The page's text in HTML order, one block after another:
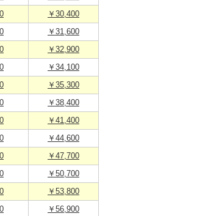
￥30,400
￥31,600
￥32,900
￥34,100
￥35,300
￥38,400
￥41,400
￥44,600
￥47,700
￥50,700
￥53,800
￥56,900